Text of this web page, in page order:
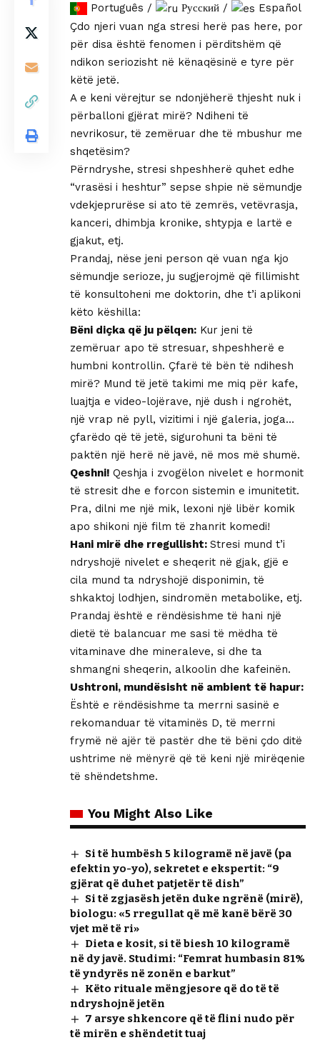
Português / Русский /
Español
Çdo njeri vuan nga stresi herë pas here, por
për disa është fenomen i përditshëm që
ndikon seriozisht në kënaqësinë e tyre për
këtë jetë.
A e keni vërejtur se ndonjëherë thjesht nuk i
përballoni gjërat mirë? Ndiheni të
nevrikosur, të zemëruar dhe të mbushur me
shqetësim?
Përndryshe, stresi shpeshherë quhet edhe
“vrasësi i heshtur” sepse shpie në sëmundje
vdekjeprurëse si ato të zemrës, vetëvrasja,
kanceri, dhimbja kronike, shtypja e lartë e
gjakut, etj.
Prandaj, nëse jeni person që vuan nga kjo
sëmundje serioze, ju sugjerojmë që fillimisht
të konsultoheni me doktorin, dhe t’i aplikoni
këto këshilla:
Bëni diçka që ju pëlqen: Kur jeni të
zemëruar apo të stresuar, shpeshherë e
humbni kontrollin. Çfarë të bën të ndihesh
mirë? Mund të jetë takimi me miq për kafe,
luajtja e video-lojërave, një dush i ngrohët,
një vrap në pyll, vizitimi i një galeria, joga…
çfarëdo që të jetë, sigurohuni ta bëni të
paktën një herë në javë, në mos më shumë.
Qeshni! Qeshja i zvogëlon nivelet e hormonit
të stresit dhe e forcon sistemin e imunitetit.
Pra, dilni me një mik, lexoni një libër komik
apo shikoni një film të zhanrit komedi!
Hani mirë dhe rregullisht: Stresi mund t’i
ndryshojë nivelet e sheqerit në gjak, gjë e
cila mund ta ndryshojë disponimin, të
shkaktoj lodhjen, sindromën metabolike, etj.
Prandaj është e rëndësishme të hani një
dietë të balancuar me sasi të mëdha të
vitaminave dhe mineraleve, si dhe ta
shmangni sheqerin, alkoolin dhe kafeinën.
Ushtroni, mundësisht në ambient të hapur:
Është e rëndësishme ta merrni sasinë e
rekomanduar të vitaminës D, të merrni
frymë në ajër të pastër dhe të bëni çdo ditë
ushtrime në mënyrë që të keni një mirëqenie
të shëndetshme.
You Might Also Like
Si të humbësh 5 kilogramë në javë (pa
efektin yo-yo), sekretet e ekspertit: “9
gjërat që duhet patjetër të dish”
Si të zgjasësh jetën duke ngrënë (mirë),
biologu: «5 rregullat që më kanë bërë 30
vjet më të ri»
Dieta e kosit, si të biesh 10 kilogramë
në dy javë. Studimi: “Femrat humbasin 81%
të yndyrës në zonën e barkut”
Këto rituale mëngjesore që do të të
ndryshojnë jetën
7 arsye shkencore që të flini nudo për
të mirën e shëndetit tuaj